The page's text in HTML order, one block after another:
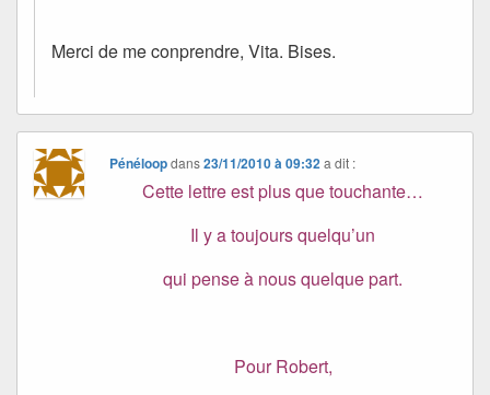
Merci de me conprendre, Vita. Bises.
Pénéloopdans23/11/2010 à 09:32 a dit :
Cette lettre est plus que touchante…
Il y a toujours quelqu’un
qui pense à nous quelque part.
Pour Robert,